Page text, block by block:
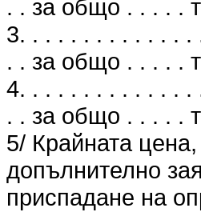
. . за общо . . . . .
3. . . . . . . . . . . . .
. . за общо . . . . .
4. . . . . . . . . . . . .
. . за общо . . . . .
5/ Крайната
допълнително
приспадане на